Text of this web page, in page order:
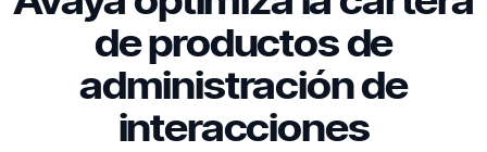
de productos de
administración de
interacciones